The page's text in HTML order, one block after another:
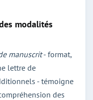
modalités
manuscrit- format,
lettre de
- témoigne
des